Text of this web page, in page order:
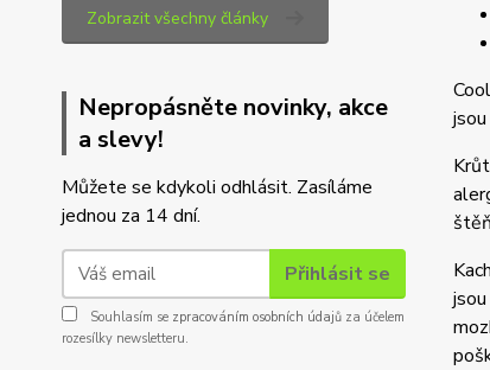
Zobrazit všechny články
Nepropásněte novinky, akce
a slevy!
Můžete se kdykoli odhlásit. Zasíláme
jednou za 14 dní.
Přihlásit se
Souhlasím se zpracováním osobních údajů za účelem
rozesílky newsletteru.